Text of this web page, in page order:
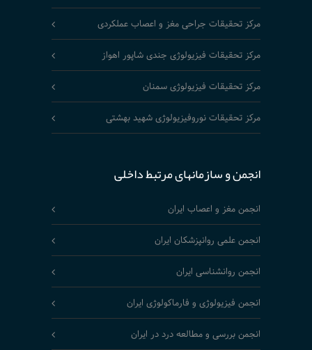
مرکز تحقیقات جراحی مغز و اعصاب عملکردی
مرکز تحقیقات فیزیولوژی جندی شاپور اهواز
مرکز تحقیقات فیزیولوژی سمنان
مرکز تحقیقات نوروفیزیولوژی شهید بهشتی
انجمن و سازمانهای مرتبط داخلی
انجمن مغز و اعصاب ایران
انجمن علمی روانپزشکان ایران
انجمن روانشناسی ایران
انجمن فیزیولوژی و فارماکولوژی ایران
انجمن بررسی و مطالعه درد در ایران